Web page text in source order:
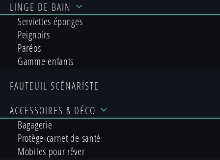
LINGE DE BAIN
Serviettes éponges
Peignoirs
Paréos
Gamme enfants
FAUTEUIL SCÉNARISTE
ACCESSOIRES & DÉCO
Bagagerie
Protège-carnet de santé
Mobiles pour rêver
NOUS CONTACTER
Pour tout conseil ou renseignement,
n’hésitez pas à venir vers moi pour échanger
sur votre projet.
Pour toute demande de devis, utilisez le